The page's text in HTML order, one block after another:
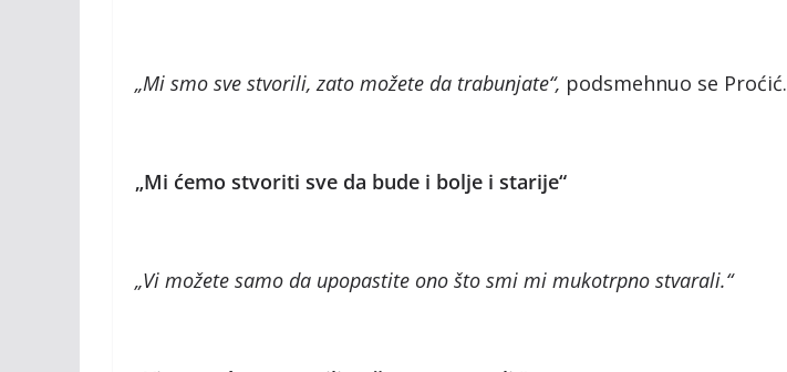
„Mi smo sve stvorili, zato možete da trabunjate“, podsmehnuo se Proćić.
„Mi ćemo stvoriti sve da bude i bolje i starije“
„Vi možete samo da upopastite ono što smi mi mukotrpno stvarali.“